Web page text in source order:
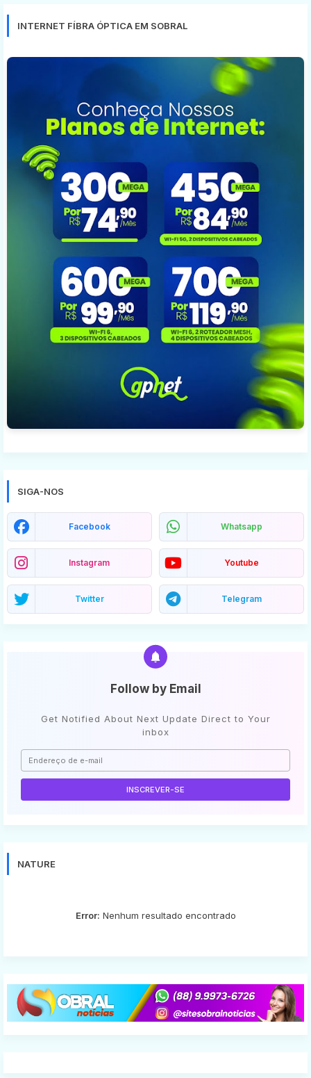
INTERNET FÍBRA ÓPTICA EM SOBRAL
SIGA-NOS
Facebook Whatsapp
Instagram Youtube
Twitter Telegram
Follow by Email
Get Notified About Next Update Direct to Your
inbox
NATURE
Error: Nenhum resultado encontrado